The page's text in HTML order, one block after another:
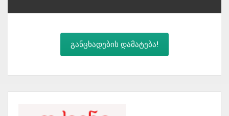
განცხადების დამატება!